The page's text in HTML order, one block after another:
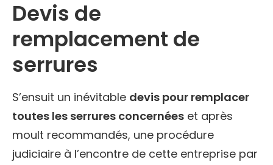
Devis de
remplacement de
serrures
S’ensuit un inévitable devis pour remplacer
toutes les serrures concernées et après
moult recommandés, une procédure
judiciaire à l’encontre de cette entreprise par